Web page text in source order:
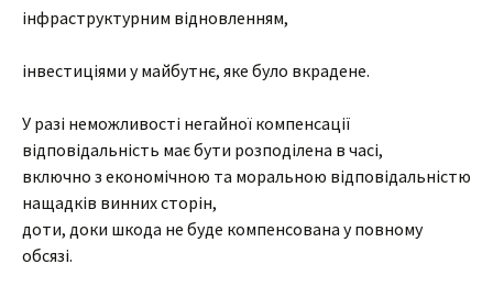
інфраструктурним відновленням,
інвестиціями у майбутнє, яке було вкрадене.
У разі неможливості негайної компенсації
відповідальність має бути розподілена в часі,
включно з економічною та моральною відповідальністю
нащадків винних сторін,
доти, доки шкода не буде компенсована у повному
обсязі.